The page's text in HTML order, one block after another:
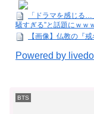
「ドラマを感じる
騒すぎる”と話題にｗｗ
【画像】仏教の『
Powered by
BTS